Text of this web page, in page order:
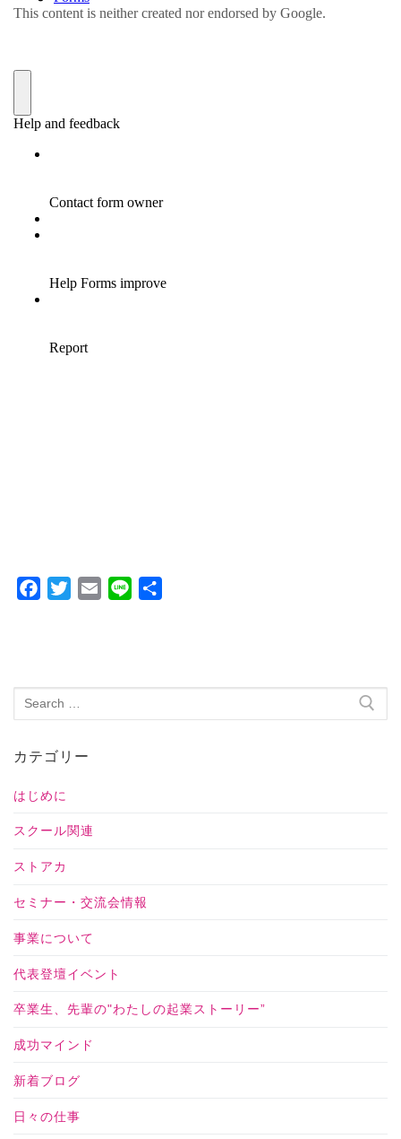
Facebook
TwitterEmail Line
カテゴリー
はじめに
スクール関連
ストアカ
セミナー・交流会情報
事業について
代表登壇イベント
卒業生、先輩の"わたしの起業ストーリー”
成功マインド
新着ブログ
日々の仕事